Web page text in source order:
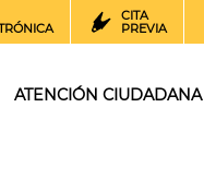
CITA
PREVIA
ATENCIÓN CIUDADANA